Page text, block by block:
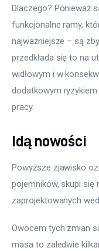
Dlaczego? Ponieważ
funkcjonalne ramy,
najważniejsze – są
przedkłada się to na
widłowym i w
dodatkowym
pracy.
Idą nowości
Powyższe zjawisko
pojemników, skupi się
zaprojektowanych
Owocem tych zmian
masa to zaledwie